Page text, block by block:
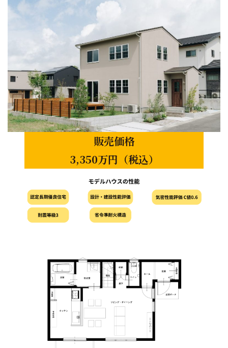
販売価格
3,350万円（税込）